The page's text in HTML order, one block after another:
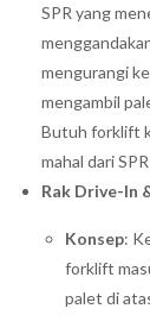
SPR yang
mengurangi
mengambil
Butuh forklift
mahal dari
Rak Drive-In
Konsep:
forklift
palet di